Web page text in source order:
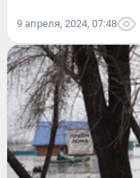
9 апреля, 2024, 07:48